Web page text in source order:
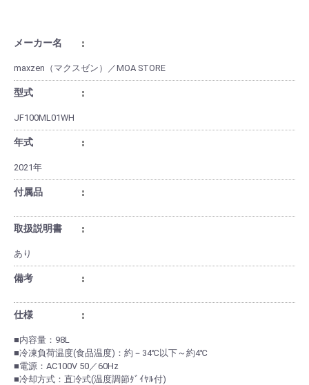
メーカー名
maxzen（マクスゼン）／MOA STORE
型式
JF100ML01WH
年式
2021年
付属品
取扱説明書
あり
備考
仕様
■内容量：98L
■冷凍負荷温度(食品温度)：約－34℃以下～約4℃
■電源：AC100V 50／60Hz
■冷却方式：直冷式(温度調節ﾀﾞｲﾔﾙ付)